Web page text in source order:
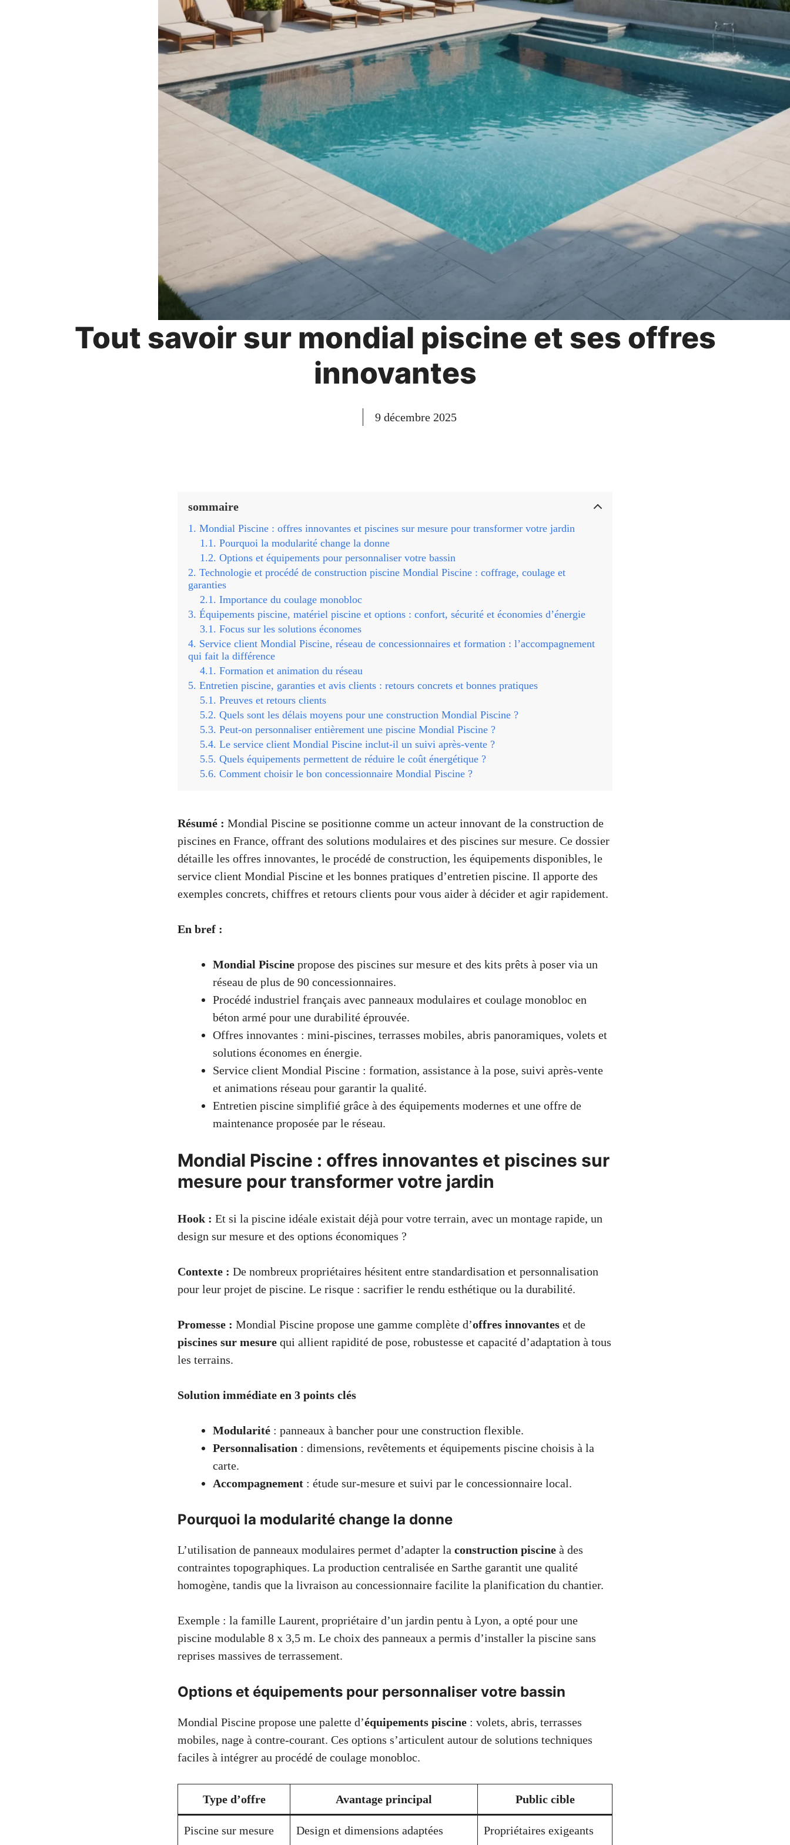
Tout savoir sur mondial piscine et ses offres
innovantes
9 décembre 2025
sommaire
Mondial Piscine : offres innovantes et piscines sur mesure pour transformer votre jardin
Pourquoi la modularité change la donne
Options et équipements pour personnaliser votre bassin
Technologie et procédé de construction piscine Mondial Piscine : coffrage, coulage et
garanties
Importance du coulage monobloc
Équipements piscine, matériel piscine et options : confort, sécurité et économies d’énergie
Focus sur les solutions économes
Service client Mondial Piscine, réseau de concessionnaires et formation : l’accompagnement
qui fait la différence
Formation et animation du réseau
Entretien piscine, garanties et avis clients : retours concrets et bonnes pratiques
Preuves et retours clients
Quels sont les délais moyens pour une construction Mondial Piscine ?
Peut-on personnaliser entièrement une piscine Mondial Piscine ?
Le service client Mondial Piscine inclut-il un suivi après-vente ?
Quels équipements permettent de réduire le coût énergétique ?
Comment choisir le bon concessionnaire Mondial Piscine ?
Résumé : Mondial Piscine se positionne comme un acteur innovant de la construction de
piscines en France, offrant des solutions modulaires et des piscines sur mesure. Ce dossier
détaille les offres innovantes, le procédé de construction, les équipements disponibles, le
service client Mondial Piscine et les bonnes pratiques d’entretien piscine. Il apporte des
exemples concrets, chiffres et retours clients pour vous aider à décider et agir rapidement.
En bref :
Mondial Piscine propose des piscines sur mesure et des kits prêts à poser via un
réseau de plus de 90 concessionnaires.
Procédé industriel français avec panneaux modulaires et coulage monobloc en
béton armé pour une durabilité éprouvée.
Offres innovantes : mini-piscines, terrasses mobiles, abris panoramiques, volets et
solutions économes en énergie.
Service client Mondial Piscine : formation, assistance à la pose, suivi après-vente
et animations réseau pour garantir la qualité.
Entretien piscine simplifié grâce à des équipements modernes et une offre de
maintenance proposée par le réseau.
Mondial Piscine : offres innovantes et piscines sur
mesure pour transformer votre jardin
Hook : Et si la piscine idéale existait déjà pour votre terrain, avec un montage rapide, un
design sur mesure et des options économiques ?
Contexte : De nombreux propriétaires hésitent entre standardisation et personnalisation
pour leur projet de piscine. Le risque : sacrifier le rendu esthétique ou la durabilité.
Promesse : Mondial Piscine propose une gamme complète d’offres innovantes et de
piscines sur mesure qui allient rapidité de pose, robustesse et capacité d’adaptation à tous
les terrains.
Solution immédiate en 3 points clés
Modularité : panneaux à bancher pour une construction flexible.
Personnalisation : dimensions, revêtements et équipements piscine choisis à la
carte.
Accompagnement : étude sur-mesure et suivi par le concessionnaire local.
Pourquoi la modularité change la donne
L’utilisation de panneaux modulaires permet d’adapter la construction piscine à des
contraintes topographiques. La production centralisée en Sarthe garantit une qualité
homogène, tandis que la livraison au concessionnaire facilite la planification du chantier.
Exemple : la famille Laurent, propriétaire d’un jardin pentu à Lyon, a opté pour une
piscine modulable 8 x 3,5 m. Le choix des panneaux a permis d’installer la piscine sans
reprises massives de terrassement.
Options et équipements pour personnaliser votre bassin
Mondial Piscine propose une palette d’équipements piscine : volets, abris, terrasses
mobiles, nage à contre-courant. Ces options s’articulent autour de solutions techniques
faciles à intégrer au procédé de coulage monobloc.
Type d’offre Avantage principal Public cible
Piscine sur mesure Design et dimensions adaptées Propriétaires exigeants